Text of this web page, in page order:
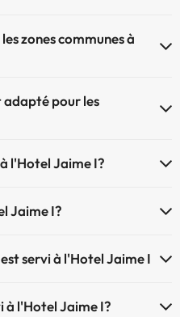
zones communes à
adapté pour les
l'Hotel Jaime I?
Jaime I?
servi à l'Hotel Jaime I
à l'Hotel Jaime I?